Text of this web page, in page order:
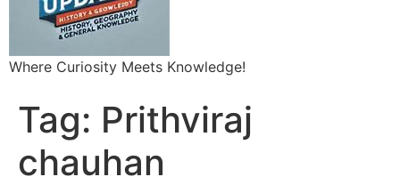
Where Curiosity Meets Knowledge!
Tag: Prithviraj
chauhan